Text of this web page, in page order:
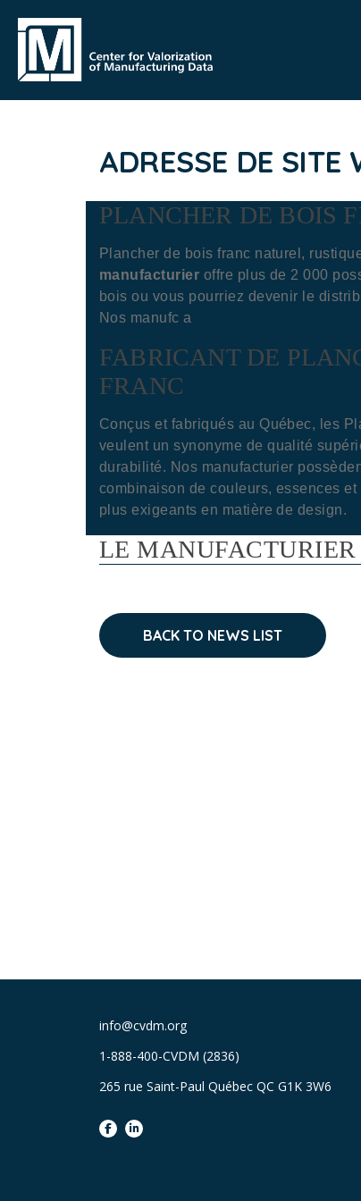
ADRESSE DE SITE
PLANCHER DE BOIS
Plancher de bois franc naturel,
manufacturier offre plus de 2 000
bois ou vous pourriez devenir le
Nos manufc a
FABRICANT DE
FRANC
Conçus et fabriqués au Québec, les
veulent un synonyme de qualité
durabilité. Nos manufacturier
combinaison de couleurs, essences
plus exigeants en matière de design.
LE
BACK TO NEWS LIST
info@cvdm.org
1-888-400-CVDM (2836)
265 rue Saint-Paul Québec QC G1K 3W6
facebooklinkedin